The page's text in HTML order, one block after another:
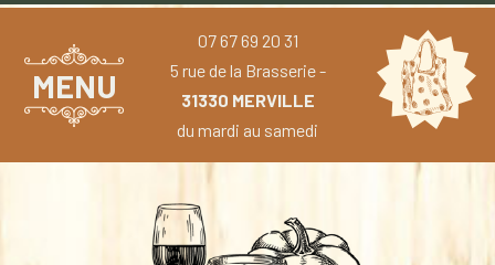
MENU
07 67 69 20 31
5 rue de la Brasserie -
31330 MERVILLE
du mardi au samedi